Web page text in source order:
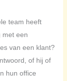
team heeft
met een
van een klant?
of hij of
hun office